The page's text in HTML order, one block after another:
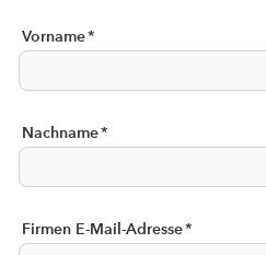
Vorname*
Nachname*
Firmen E-Mail-Adresse*